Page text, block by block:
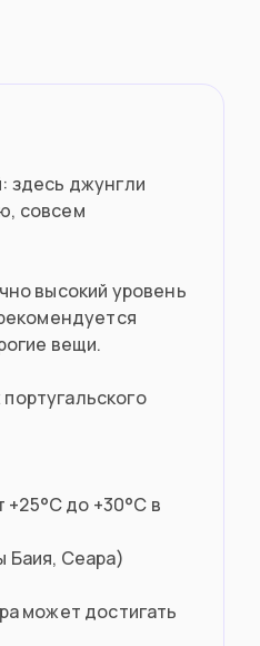
здесь джунгли
совсем
высокий уровень
вещи.
до +30°C в
Баия, Сеара)
может достигать